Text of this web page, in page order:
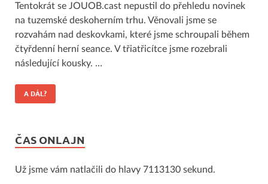
Tentokrát se JOUOB.cast nepustil do přehledu novinek
na tuzemské deskoherním trhu. Věnovali jsme se
rozvahám nad deskovkami, které jsme schroupali během
čtyřdenní herní seance. V třiatřicítce jsme rozebrali
následující kousky. …
A DÁL?
ČAS ONLAJN
Už jsme vám natlačili do hlavy 7113130 sekund.